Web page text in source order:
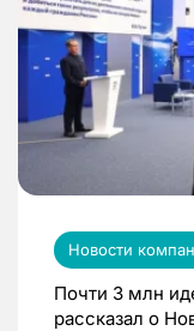
Новости
Почти 3 млн
рассказал о